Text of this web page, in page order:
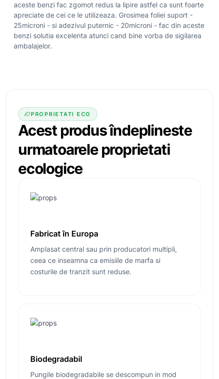
aceste benzi fac zgomot redus la lipire astfel ca sunt foarte
apreciate de cei ce le utilizeaza. Grosimea foliei suport -
25microni - si adezivul puternic - 20microni - fac din aceste
benzi solutia excelenta atunci cand bine vorba de sigilarea
ambalajelor.
PROPRIETATI ECO
Acest produs îndeplineste
urmatoareleproprietati
ecologice
Fabricat în Europa
Amplasat central sau prin producatori multipli,
ceea ce inseamna ca emisiile de marfa si
costurile de tranzit sunt reduse.
Biodegradabil
Pungile biodegradabile se descompun in mod